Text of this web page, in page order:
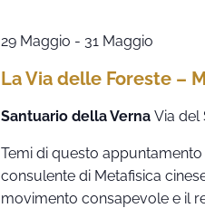
La Via delle Foreste –
29 Maggio - 31 Maggio
Santuario della Verna Via del
Temi di questo appuntamento
consulente di Metafisica
movimento consapevole e il